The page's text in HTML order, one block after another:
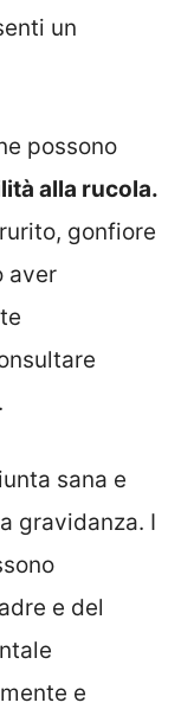
un
possono
alla rucola.
gonfiore
aver
sana e
gravidanza. I
e del
e